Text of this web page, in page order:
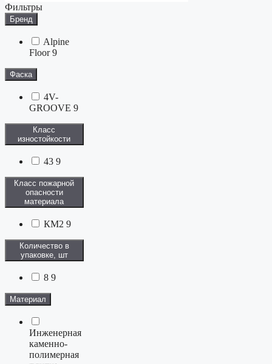
Фильтры
Бренд
Alpine
Floor 9
Фаска
4V-
GROOVE 9
Класс
изностойкости
43 9
Класс пожарной
опасности
материала
КМ2 9
Количество в
упаковке, шт
8 9
Материал
Инженерная
каменно-
полимерная